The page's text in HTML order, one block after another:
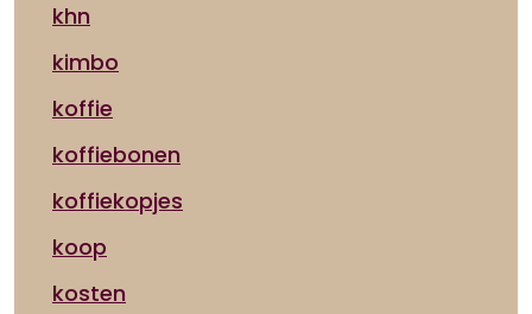
khn
kimbo
koffie
koffiebonen
koffiekopjes
koop
kosten